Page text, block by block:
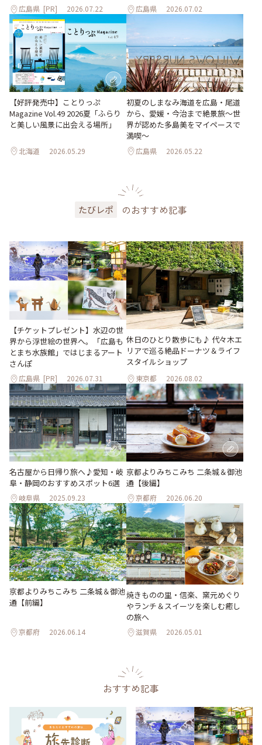
広島県 [PR] 2026.07.22 広島県 2026.07.02
【好評発売中】ことりっぷ
Magazine Vol.49 2026夏「ふらり
と美しい風景に出会える場所」
北海道 2026.05.29
初夏のしまなみ海道を広島・尾道
から、愛媛・今治まで絶景旅〜世
界が認めた多島美をマイペースで
満喫〜
広島県 2026.05.22
たびレポ のおすすめ記事
【チケットプレゼント】水辺の世
界から浮世絵の世界へ。「広島も
とまち水族館」ではじまるアート
さんぽ
広島県 [PR] 2026.07.31
休日のひとり散歩にも♪ 代々木エ
リアで巡る絶品ドーナツ＆ライフ
スタイルショップ
東京都 2026.08.02
名古屋から日帰り旅へ♪愛知・岐
阜・静岡のおすすめスポット6選
岐阜県 2025.09.23
京都よりみちこみち 二条城＆御池
通【後編】
京都府 2026.06.20
京都よりみちこみち 二条城＆御池
通【前編】
京都府 2026.06.14
焼きものの里・信楽、窯元めぐり
やランチ＆スイーツを楽しむ癒し
の旅へ
滋賀県 2026.05.01
おすすめ記事